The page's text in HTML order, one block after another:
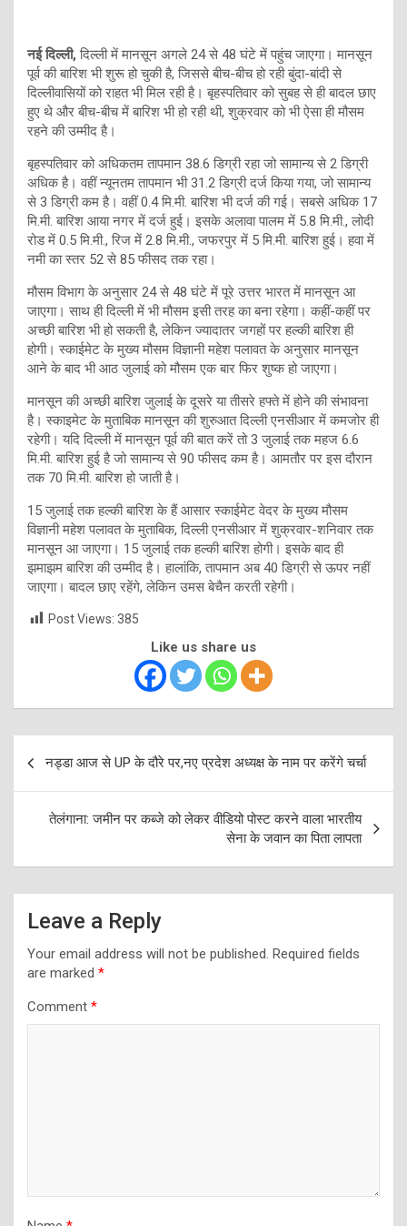
नई दिल्ली,दिल्ली में मानसून अगले 24 से 48 घंटे में पहुंच जाएगा। मानसून
पूर्व की बारिश भी शुरू हो चुकी है, जिससे बीच-बीच हो रही बुंदा-बांदी से
दिल्लीवासियों को राहत भी मिल रही है। बृहस्पतिवार को सुबह से ही बादल छाए
हुए थे और बीच-बीच में बारिश भी हो रही थी, शुक्रवार को भी ऐसा ही मौसम
रहने की उम्मीद है।
बृहस्पतिवार को अधिकतम तापमान 38.6 डिग्री रहा जो सामान्य से 2 डिग्री
अधिक है। वहीं न्यूनतम तापमान भी 31.2 डिग्री दर्ज किया गया, जो सामान्य
से 3 डिग्री कम है। वहीं 0.4 मि.मी. बारिश भी दर्ज की गई। सबसे अधिक 17
मि.मी. बारिश आया नगर में दर्ज हुई। इसके अलावा पालम में 5.8 मि.मी., लोदी
रोड में 0.5 मि.मी., रिज में 2.8 मि.मी., जफरपुर में 5 मि.मी. बारिश हुई। हवा में
नमी का स्तर 52 से 85 फीसद तक रहा।
मौसम विभाग के अनुसार 24 से 48 घंटे में पूरे उत्तर भारत में मानसून आ
जाएगा। साथ ही दिल्ली में भी मौसम इसी तरह का बना रहेगा। कहीं-कहीं पर
अच्छी बारिश भी हो सकती है, लेकिन ज्यादातर जगहों पर हल्की बारिश ही
होगी। स्काईमेट के मुख्य मौसम विज्ञानी महेश पलावत के अनुसार मानसून
आने के बाद भी आठ जुलाई को मौसम एक बार फिर शुष्क हो जाएगा।
मानसून की अच्छी बारिश जुलाई के दूसरे या तीसरे हफ्ते में होने की संभावना
है। स्काइमेट के मुताबिक मानसून की शुरुआत दिल्ली एनसीआर में कमजोर ही
रहेगी। यदि दिल्ली में मानसून पूर्व की बात करें तो 3 जुलाई तक महज 6.6
मि.मी. बारिश हुई है जो सामान्य से 90 फीसद कम है। आमतौर पर इस दौरान
तक 70 मि.मी. बारिश हो जाती है।
15 जुलाई तक हल्की बारिश के हैं आसार स्काईमेट वेदर के मुख्य मौसम
विज्ञानी महेश पलावत के मुताबिक, दिल्ली एनसीआर में शुक्रवार-शनिवार तक
मानसून आ जाएगा। 15 जुलाई तक हल्की बारिश होगी। इसके बाद ही
झमाझम बारिश की उम्मीद है। हालांकि, तापमान अब 40 डिग्री से ऊपर नहीं
जाएगा। बादल छाए रहेंगे, लेकिन उमस बेचैन करती रहेगी।
Post Views: 385
Like us share us
navigation
नड्डा आज से UP के दौरे पर,नए प्रदेश अध्यक्ष के नाम पर करेंगे चर्चा
तेलंगाना: जमीन पर कब्‍जे को लेकर वीडियो पोस्‍ट करने वाला भारतीय
सेना के जवान का पिता लापता
Leave a Reply
Your email address will not be published. Required fields
are marked *
Comment *